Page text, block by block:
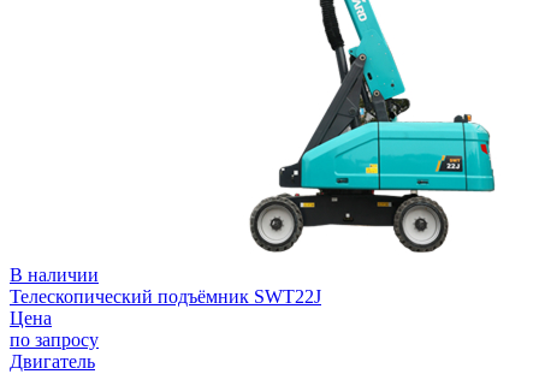
В наличии
Телескопический подъёмник SWT22J
Цена
по запросу
Двигатель